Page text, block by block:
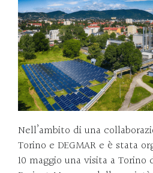
Nell’ambito di una
Torino e DEGMAR e è stata
10 maggio una visita a